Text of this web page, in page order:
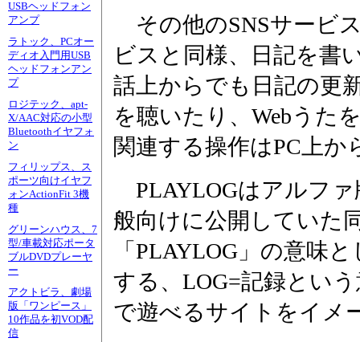
USBヘッドフォン
アンプ
ラトック、PCオー
ディオ入門用USB
ヘッドフォンアン
プ
ロジテック、apt-
X/AAC対応の小型
Bluetoothイヤフォ
ン
フィリップス、ス
ポーツ向けイヤフ
ォンActionFit 3機
種
グリーンハウス、7
型/車載対応ポータ
ブルDVDプレーヤ
ー
アクトビラ、劇場
版「ワンピース」
10作品を初VOD配
信
その他のSNSサービ
ビスと同様、日記を書
話上からでも日記の更
を聴いたり、Webうた
関連する操作はPC上
PLAYLOGはアルファ
般向けに公開していた
「PLAYLOG」の意味
する、LOG=記録とい
で遊べるサイトをイメ